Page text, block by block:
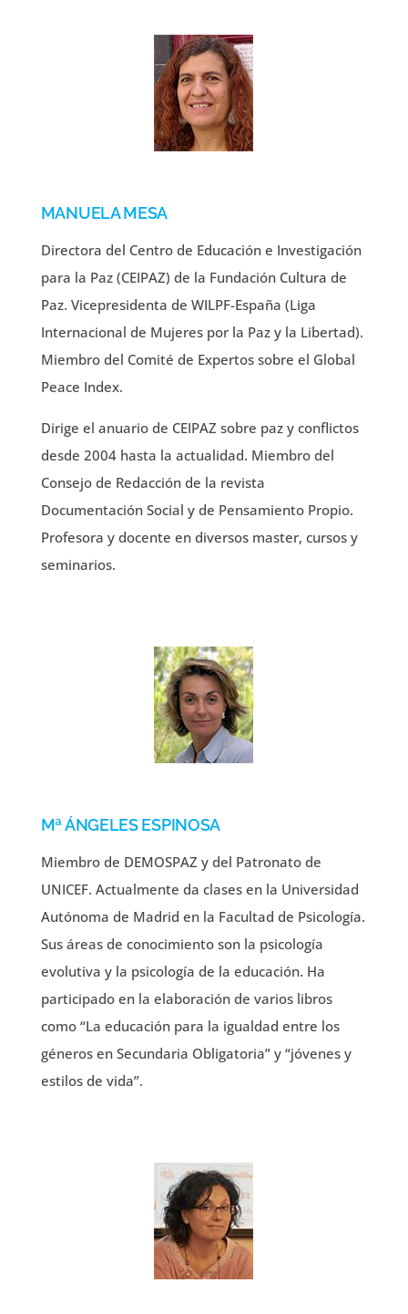
MANUELA MESA
Directora del Centro de Educación e Investigación
para la Paz (CEIPAZ) de la Fundación Cultura de
Paz. Vicepresidenta de WILPF-España (Liga
Internacional de Mujeres por la Paz y la Libertad).
Miembro del Comité de Expertos sobre el Global
Peace Index.
Dirige el anuario de CEIPAZ sobre paz y conflictos
desde 2004 hasta la actualidad. Miembro del
Consejo de Redacción de la revista
Documentación Social y de Pensamiento Propio.
Profesora y docente en diversos master, cursos y
seminarios.
Mª ÁNGELES ESPINOSA
Miembro de DEMOSPAZ y del Patronato de
UNICEF. Actualmente da clases en la Universidad
Autónoma de Madrid en la Facultad de Psicología.
Sus áreas de conocimiento son la psicología
evolutiva y la psicología de la educación. Ha
participado en la elaboración de varios libros
como “La educación para la igualdad entre los
géneros en Secundaria Obligatoria” y “jóvenes y
estilos de vida”.